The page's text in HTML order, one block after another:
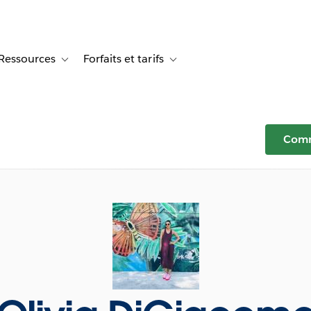
Témoignages clients
sub-navigation for SolutionsToggle sub-navigation for Ressources
Forfaits et tarifs Toggle sub-navigation for Forfaits